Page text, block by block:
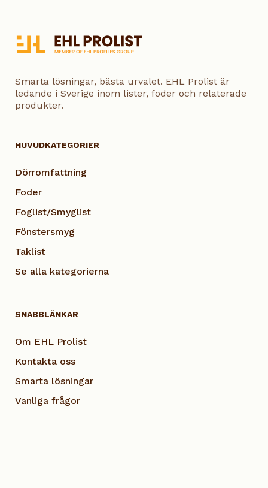
Smarta lösningar, bästa urvalet. EHL Prolist är
ledande i Sverige inom lister, foder och relaterade
produkter.
HUVUDKATEGORIER
Dörromfattning
Foder
Foglist/Smyglist
Fönstersmyg
Taklist
Se alla kategorierna
SNABBLÄNKAR
Om EHL Prolist
Kontakta oss
Smarta lösningar
Vanliga frågor